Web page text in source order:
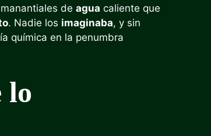
de agua caliente que
. Nadie los imaginaba, y sin
química en la penumbra
lo